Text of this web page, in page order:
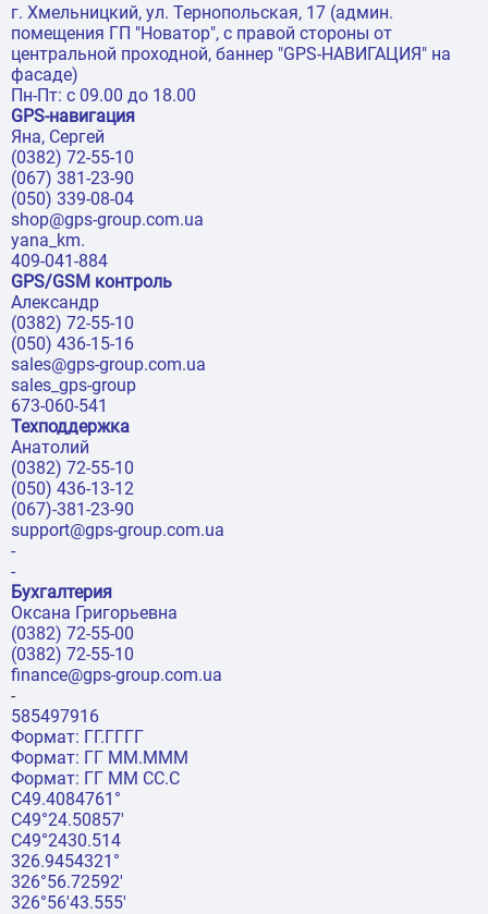
г. Хмельницкий, ул. Тернопольская, 17 (админ.
помещения ГП "Новатор", с правой стороны от
центральной проходной, баннер "GPS-НАВИГАЦИЯ" на
фасаде)
Пн-Пт: с 09.00 до 18.00
GPS-навигация
Яна, Сергей
(0382) 72-55-10
(067) 381-23-90
(050) 339-08-04
shop@gps-group.com.ua
yana_km.
409-041-884
GPS/GSM контроль
Александр
(0382) 72-55-10
(050) 436-15-16
sales@gps-group.com.ua
sales_gps-group
673-060-541
Техподдержка
Анатолий
(0382) 72-55-10
(050) 436-13-12
(067)-381-23-90
support@gps-group.com.ua
-
-
Бухгалтерия
Оксана Григорьевна
(0382) 72-55-00
(0382) 72-55-10
finance@gps-group.com.ua
-
585497916
Формат: ГГ.ГГГГ
Формат: ГГ ММ.МММ
Формат: ГГ ММ СС.С
С49.4084761°
С49°24.50857'
C49°2430.514
326.9454321°
326°56.72592'
326°56'43.555'